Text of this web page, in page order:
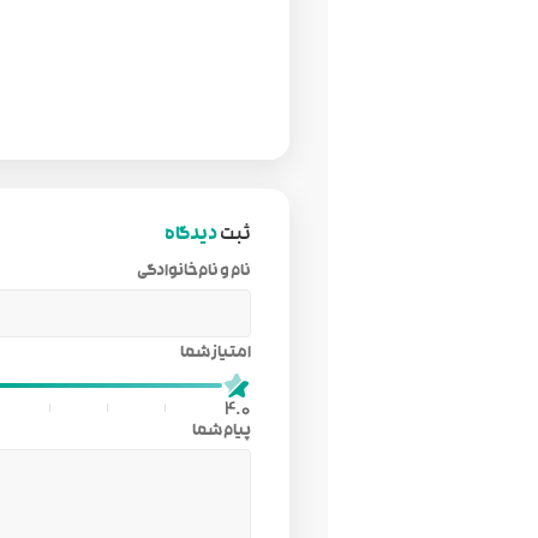
ثبتدیدگاه
امتیاز شما
4.0
پیام شما
نام و نام‌خانوادگی